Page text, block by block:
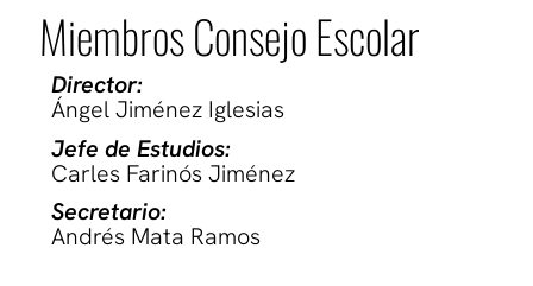
Miembros Consejo Escolar
Director:
Ángel Jiménez Iglesias
Jefe de Estudios:
Carles Farinós Jiménez
Secretario:
Andrés Mata Ramos